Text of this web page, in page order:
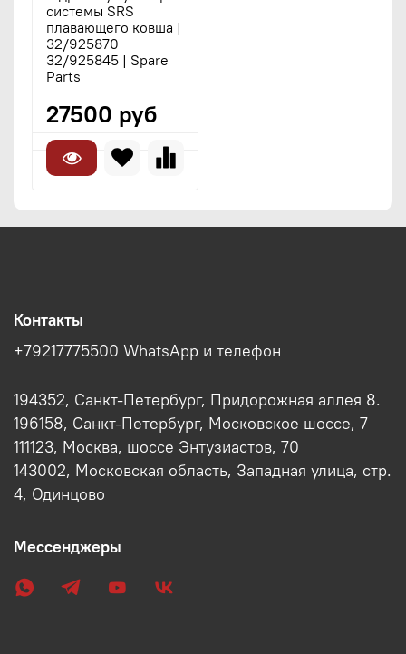
системы SRS
плавающего ковша |
32/925870
32/925845 | Spare
Parts
27500 руб
Контакты
+79217775500 WhatsApp и телефон
194352, Санкт-Петербург, Придорожная аллея 8.
196158, Санкт-Петербург, Московское шоссе, 7
111123, Москва, шоссе Энтузиастов, 70
143002, Московская область, Западная улица, стр.
4, Одинцово
Мессенджеры